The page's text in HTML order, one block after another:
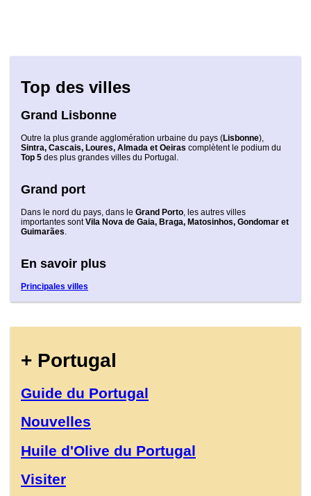
Top des villes
Grand Lisbonne
Outre la plus grande agglomération urbaine du pays (Lisbonne),
Sintra, Cascais, Loures, Almada et Oeiras complètent le podium du
Top 5 des plus grandes villes du Portugal.
Grand port
Dans le nord du pays, dans le Grand Porto , les autres villes
importantes sontVila Nova de Gaia, Braga, Matosinhos, Gondomar et
Guimarães
En savoir plus
Principales villes
+ Portugal
Guide du Portugal
Nouvelles
Huile d'Olive du Portugal
Visiter